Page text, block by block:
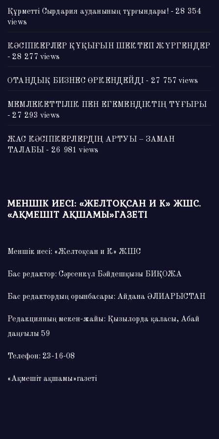
Құрметті Сырдария ауданының тұрғындары!- 28 354
views
КӘСІПКЕРЛЕР ҚҰҚЫҒЫН ШЕКТЕП ЖҮРГЕНДЕР
- 28 277 views
ОТАНДЫҚ БИЗНЕС ӨРКЕНДЕЙДІ - 27 757 views
МЕМЛЕКЕТТІЛІК ПЕН ЕГЕМЕНДІКТІҢ ТҰҒЫРЫ
- 27 293 views
ЖАС КӘСІПКЕРЛЕРДІҢ АРТУЫ – ЗАМАН
ТАЛАБЫ - 26 981 views
МЕНШІК ИЕСІ: «ЖЕЛТОҚСАН И К» ЖШС.
«АҚМЕШІТ АҚШАМЫ»ГАЗЕТІ
Меншік иесі: «Желтоқсан и К» ЖШС
Бас редактор: Сәрсенкүл Бәйдешқызы БИҚОЖА
Бас редактордың орынбасары: Айдана ӘЛИАРЫСТАН
Редакцияның мекен-жайы: Қызылорда қаласы, Абай
даңғылы 59
Телефон: 23-16-08
«Ақмешіт ақшамы»газеті